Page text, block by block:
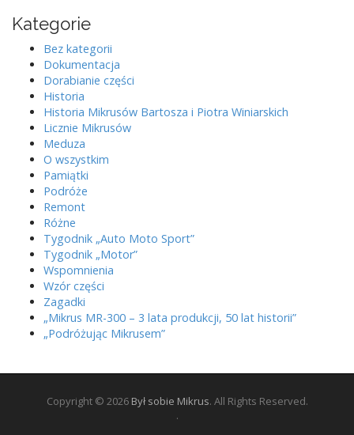
Kategorie
Bez kategorii
Dokumentacja
Dorabianie części
Historia
Historia Mikrusów Bartosza i Piotra Winiarskich
Licznie Mikrusów
Meduza
O wszystkim
Pamiątki
Podróże
Remont
Różne
Tygodnik „Auto Moto Sport”
Tygodnik „Motor”
Wspomnienia
Wzór części
Zagadki
„Mikrus MR-300 – 3 lata produkcji, 50 lat historii”
„Podróżując Mikrusem”
Copyright © 2026 Był sobie Mikrus. All Rights Reserved.
.